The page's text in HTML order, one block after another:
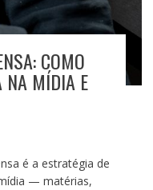
COMO
NA MÍDIA E
é a estratégia de
— matérias,